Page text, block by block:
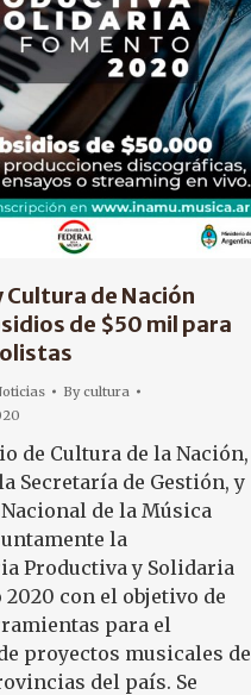
Cultura de Nación
de $50 mil para
Bycultura
de Cultura de la Nación,
Secretaría de Gestión, y
de la Música
la
Productiva y Solidaria
2020 con el objetivo de
para el
proyectos musicales de
del país. Se